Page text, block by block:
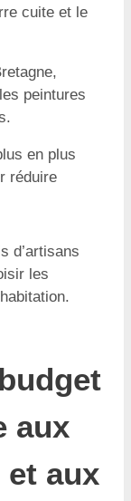
cuite et le
peintures
en plus
réduire
d’artisans
les
aux
et aux